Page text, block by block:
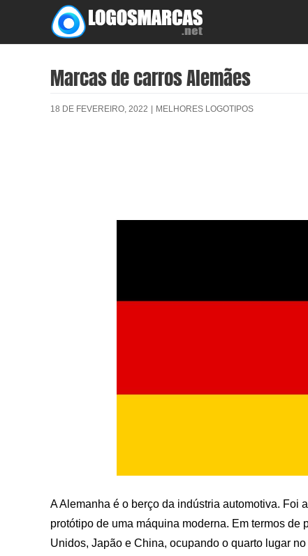
content
Marcas de carros Alemães
18 DE FEVEREIRO, 2022 | MELHORES LOGOTIPOS
A Alemanha é o berço da indústria automotiva. Foi
protótipo de uma máquina moderna. Em termos
Unidos, Japão e China, ocupando o quarto lugar